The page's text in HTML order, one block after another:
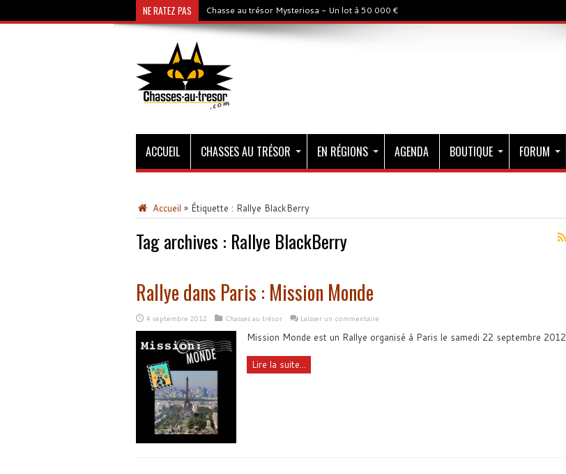
NE RATEZ PAS Chasse au trésor Mysteriosa - Un lot à 50 000 €
ACCUEIL CHASSES AU TRÉSOR EN RÉGIONS AGENDA BOUTIQUE FORUM
Accueil » Étiquette : Rallye BlackBerry
Tag archives : Rallye BlackBerry
Rallye dans Paris : Mission Monde
4 septembre 2012 Chasses au trésor Laisser un commentaire
Mission Monde est un Rallye organisé à Paris le samedi 22 septembre 2012
Lire la suite...